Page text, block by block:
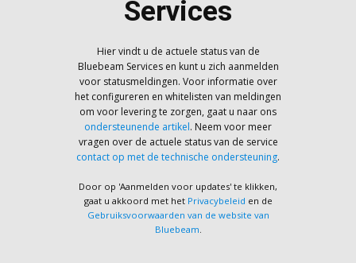
Services
Hier vindt u de actuele status van de
Bluebeam Services en kunt u zich aanmelden
voor statusmeldingen. Voor informatie over
het configureren en whitelisten van meldingen
om voor levering te zorgen, gaat u naar ons
ondersteunende artikel. Neem voor meer
vragen over de actuele status van de service
contact op met de technische ondersteuning.
Door op 'Aanmelden voor updates' te klikken,
gaat u akkoord met het Privacybeleid en de
Gebruiksvoorwaarden van de website van
Bluebeam